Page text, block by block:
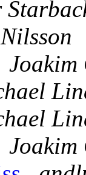
Joakim
Joakim